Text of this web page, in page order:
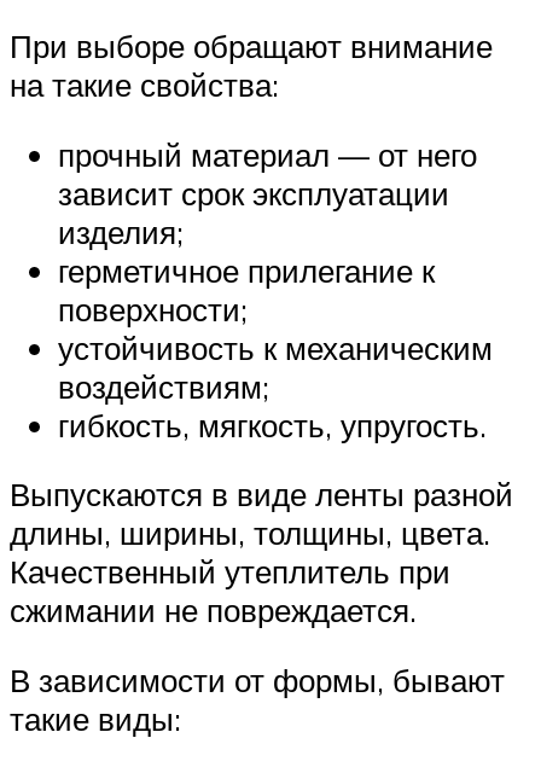
При выборе обращают внимание
на такие свойства:
прочный материал — от него
зависит срок эксплуатации
изделия;
герметичное прилегание к
поверхности;
устойчивость к механическим
воздействиям;
гибкость, мягкость, упругость.
Выпускаются в виде ленты разной
длины, ширины, толщины, цвета.
Качественный утеплитель при
сжимании не повреждается.
В зависимости от формы, бывают
такие виды: